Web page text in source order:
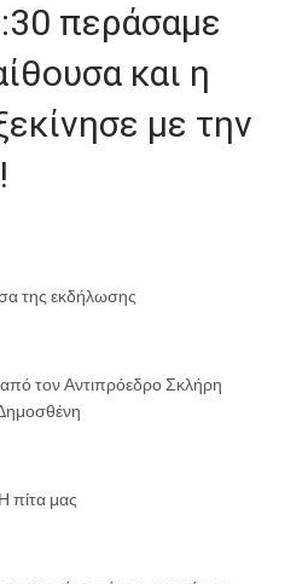
περάσαμε
και η
με την
της εκδήλωσης
τον Αντιπρόεδρο Σκλήρη
Η πίτα μας